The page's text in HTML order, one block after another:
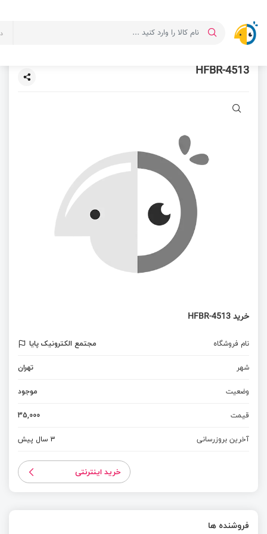
HFBR-4513
خرید HFBR-4513
نام فروشگاه
مجتمع الکترونیک پایا
شهر
تهران
وضعیت
موجود
قیمت
35,000
آخرین بروزرسانی
3 سال پیش
خرید اینترنتی
فروشنده ها